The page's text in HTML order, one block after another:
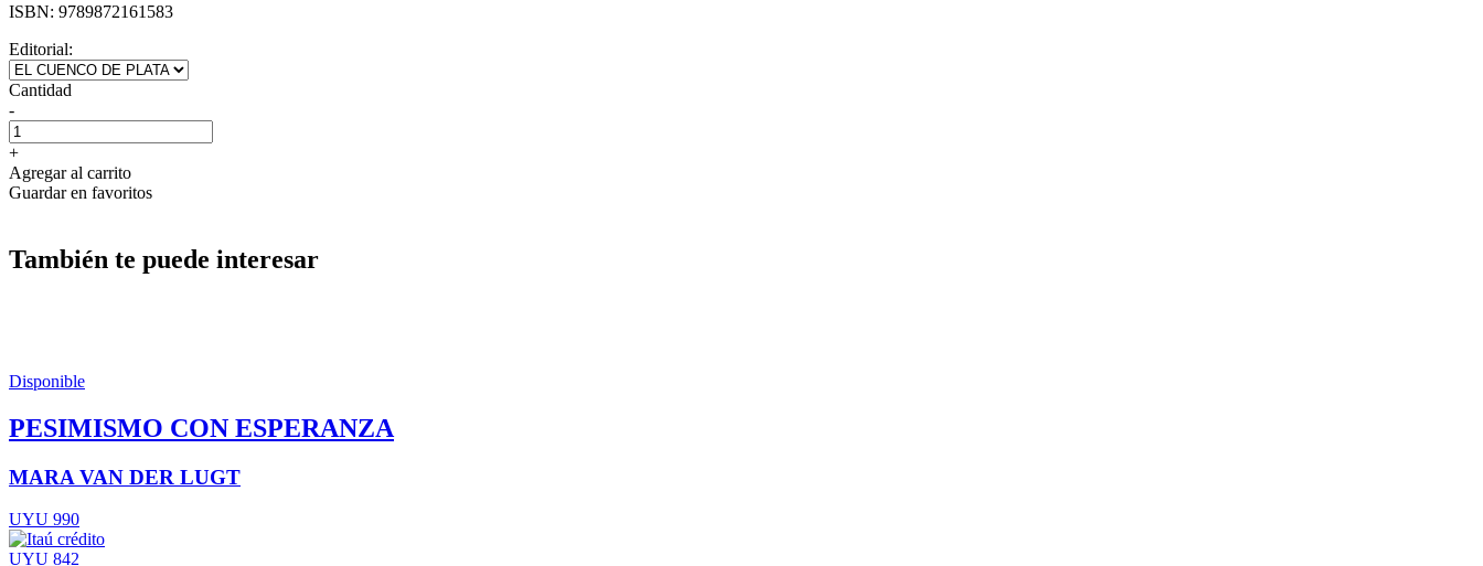
ISBN: 9789872161583
Editorial:
Cantidad
-
+
Agregar al carrito
Guardar en favoritos
También te puede interesar
Disponible
PESIMISMO CON ESPERANZA
MARA VAN DER LUGT
UYU 990
UYU 842